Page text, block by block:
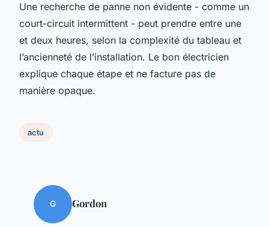
Une recherche de panne non évidente - comme un
court-circuit intermittent - peut prendre entre une
et deux heures, selon la complexité du tableau et
l’ancienneté de l’installation. Le bon électricien
explique chaque étape et ne facture pas de
manière opaque.
actu
G Gordon